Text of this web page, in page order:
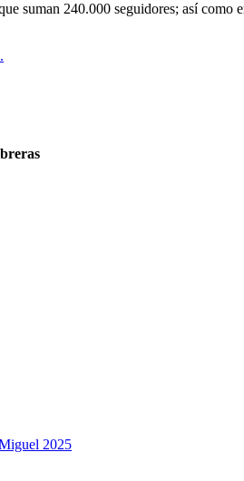
suman 240.000 seguidores; así
2025